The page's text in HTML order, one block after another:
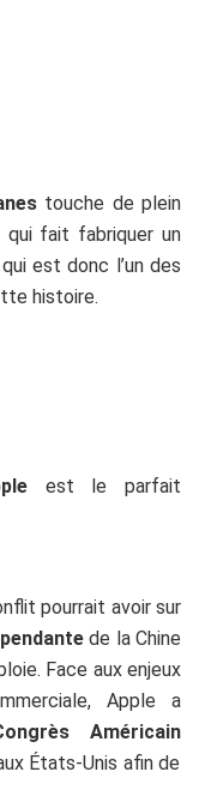
touche de plein
qui fait fabriquer un
est donc l’un des
histoire.
est le parfait
pourrait avoir sur
de la Chine
Face aux enjeux
Apple a
Américain
États-Unis afin de